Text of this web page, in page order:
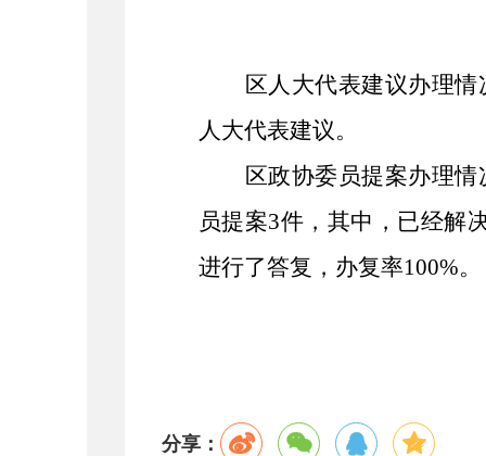
区人大代表建议办理情
人大代表建议。
区政协委员提案办理情
员提案3件，其中，已经解
进行了答复，办复率100%。
分享：